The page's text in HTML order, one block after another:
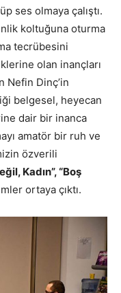
ses olmaya çalıştı.
koltuğuna oturma
tecrübesini
olan inançları
Nefin Dinç’in
belgesel, heyecan
dair bir inanca
amatör bir ruh ve
özverili
Kadın”, “Boş
ortaya çıktı.